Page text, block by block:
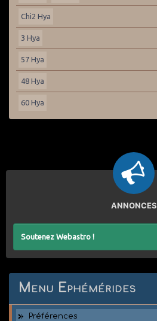
Chi2 Hya
3 Hya
57 Hya
48 Hya
60 Hya
ANNONCES
Soutenez Webastro !
Menu Ephémérides
Préférences